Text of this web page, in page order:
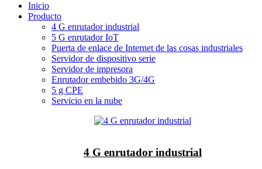
Inicio
Producto
4 G enrutador industrial
5 G enrutador IoT
Puerta de enlace de Internet de las cosas industriales
Servidor de dispositivo serie
Servidor de impresora
Enrutador embebido 3G/4G
5 g CPE
Servicio en la nube
4 G enrutador industrial